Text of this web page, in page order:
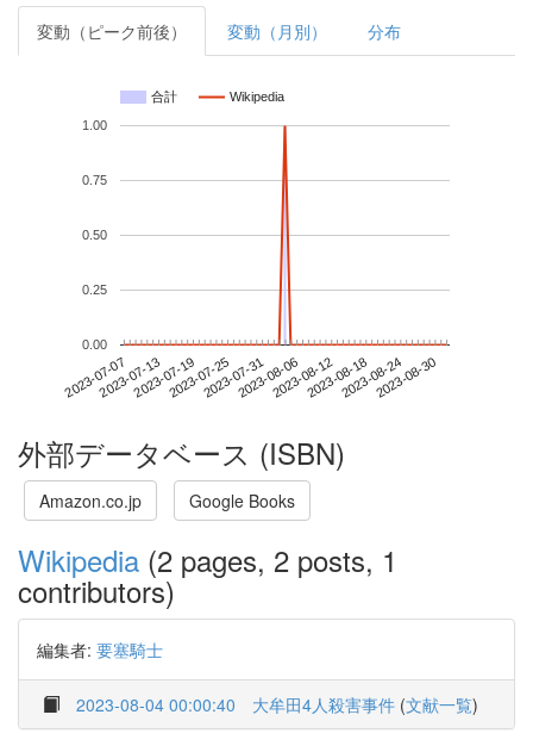
変動（ピーク前後） 変動（月別） 分布
合計 Wikipedia
2023-07-072023-07-132023-07-192023-07-252023-07-312023-08-062023-08-122023-08-182023-08-242023-08-30
0.00
0.25
0.50
0.75
1.00
外部データベース (ISBN)
Amazon.co.jp Google Books
Wikipedia (2 pages, 2 posts, 1
contributors)
編集者: 要塞騎士
2023-08-04 00:00:40 大牟田4人殺害事件 (文献一覧)